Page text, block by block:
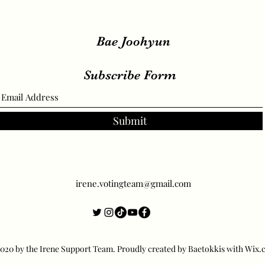
Bae Joohyun
Subscribe Form
Submit
irene.votingteam@gmail.com
by the Irene Support Team. Proudly created by Baetokkis with